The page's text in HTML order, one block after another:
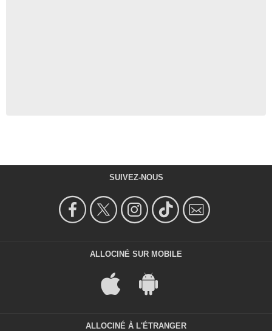
SUIVEZ-NOUS
ALLOCINÉ SUR MOBILE
ALLOCINÉ À L'ÉTRANGER